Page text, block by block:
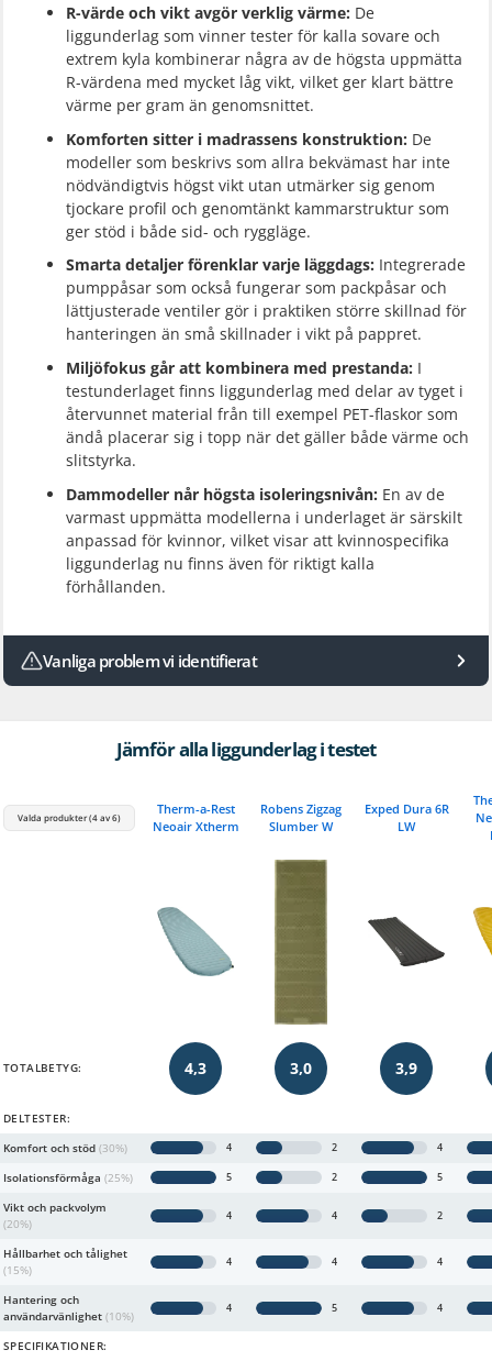
R-värde och vikt avgör verklig värme: De
liggunderlag som vinner tester för kalla sovare och
extrem kyla kombinerar några av de högsta uppmätta
R-värdena med mycket låg vikt, vilket ger klart bättre
värme per gram än genomsnittet.
Komforten sitter i madrassens konstruktion: De
modeller som beskrivs som allra bekvämast har inte
nödvändigtvis högst vikt utan utmärker sig genom
tjockare profil och genomtänkt kammarstruktur som
ger stöd i både sid- och ryggläge.
Smarta detaljer förenklar varje läggdags: Integrerade
pumppåsar som också fungerar som packpåsar och
lättjusterade ventiler gör i praktiken större skillnad för
hanteringen än små skillnader i vikt på pappret.
Miljöfokus går att kombinera med prestanda: I
testunderlaget finns liggunderlag med delar av tyget i
återvunnet material från till exempel PET-flaskor som
ändå placerar sig i topp när det gäller både värme och
slitstyrka.
Dammodeller når högsta isoleringsnivån: En av de
varmast uppmätta modellerna i underlaget är särskilt
anpassad för kvinnor, vilket visar att kvinnospecifika
liggunderlag nu finns även för riktigt kalla
förhållanden.
Vanliga problem vi identifierat
Jämför alla liggunderlag i testet
Valda produkter (4 av 6)
Therm-a-Rest
Neoair Xtherm
Robens Zigzag
Slumber W
Exped Dura 6R
LW
TOTALBETYG: 4,3 3,0 3,9
DELTESTER:
Komfort och stöd (30%) 4 2 4
Isolationsförmåga (25%) 5 2 5
Vikt och packvolym
(20%)
4 4 2
Hållbarhet och tålighet
(15%)
4 4 4
Hantering och
användarvänlighet (10%) 4 5 4
SPECIFIKATIONER: